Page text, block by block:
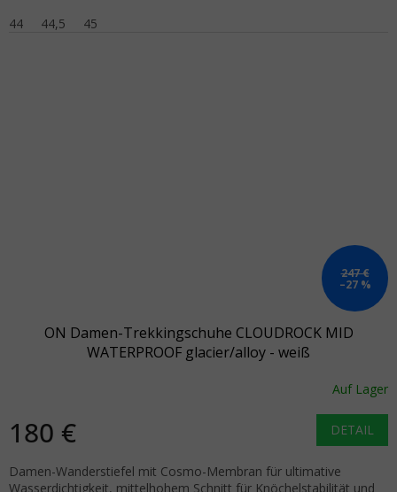
44
44,5 45
247 €
–27 %
ON Damen-Trekkingschuhe CLOUDROCK MID
WATERPROOF glacier/alloy - weiß
Auf Lager
180 € DETAIL
Damen-Wanderstiefel mit Cosmo-Membran für ultimative
Wasserdichtigkeit, mittelhohem Schnitt für Knöchelstabilität und